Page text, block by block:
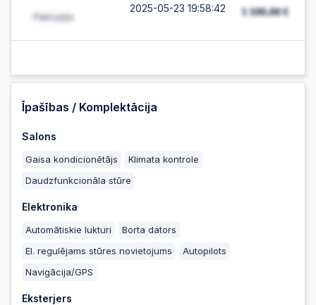
2025-05-23 19:58:42
2025-05-23 19:58:40
Īpašības / Komplektācija
Salons
Gaisa kondicionētājs
Klimata kontrole
Daudzfunkcionāla stūre
Elektronika
Automātiskie lukturi
Borta dators
El. regulējams stūres novietojums
Autopilots
Navigācija/GPS
Eksterjers